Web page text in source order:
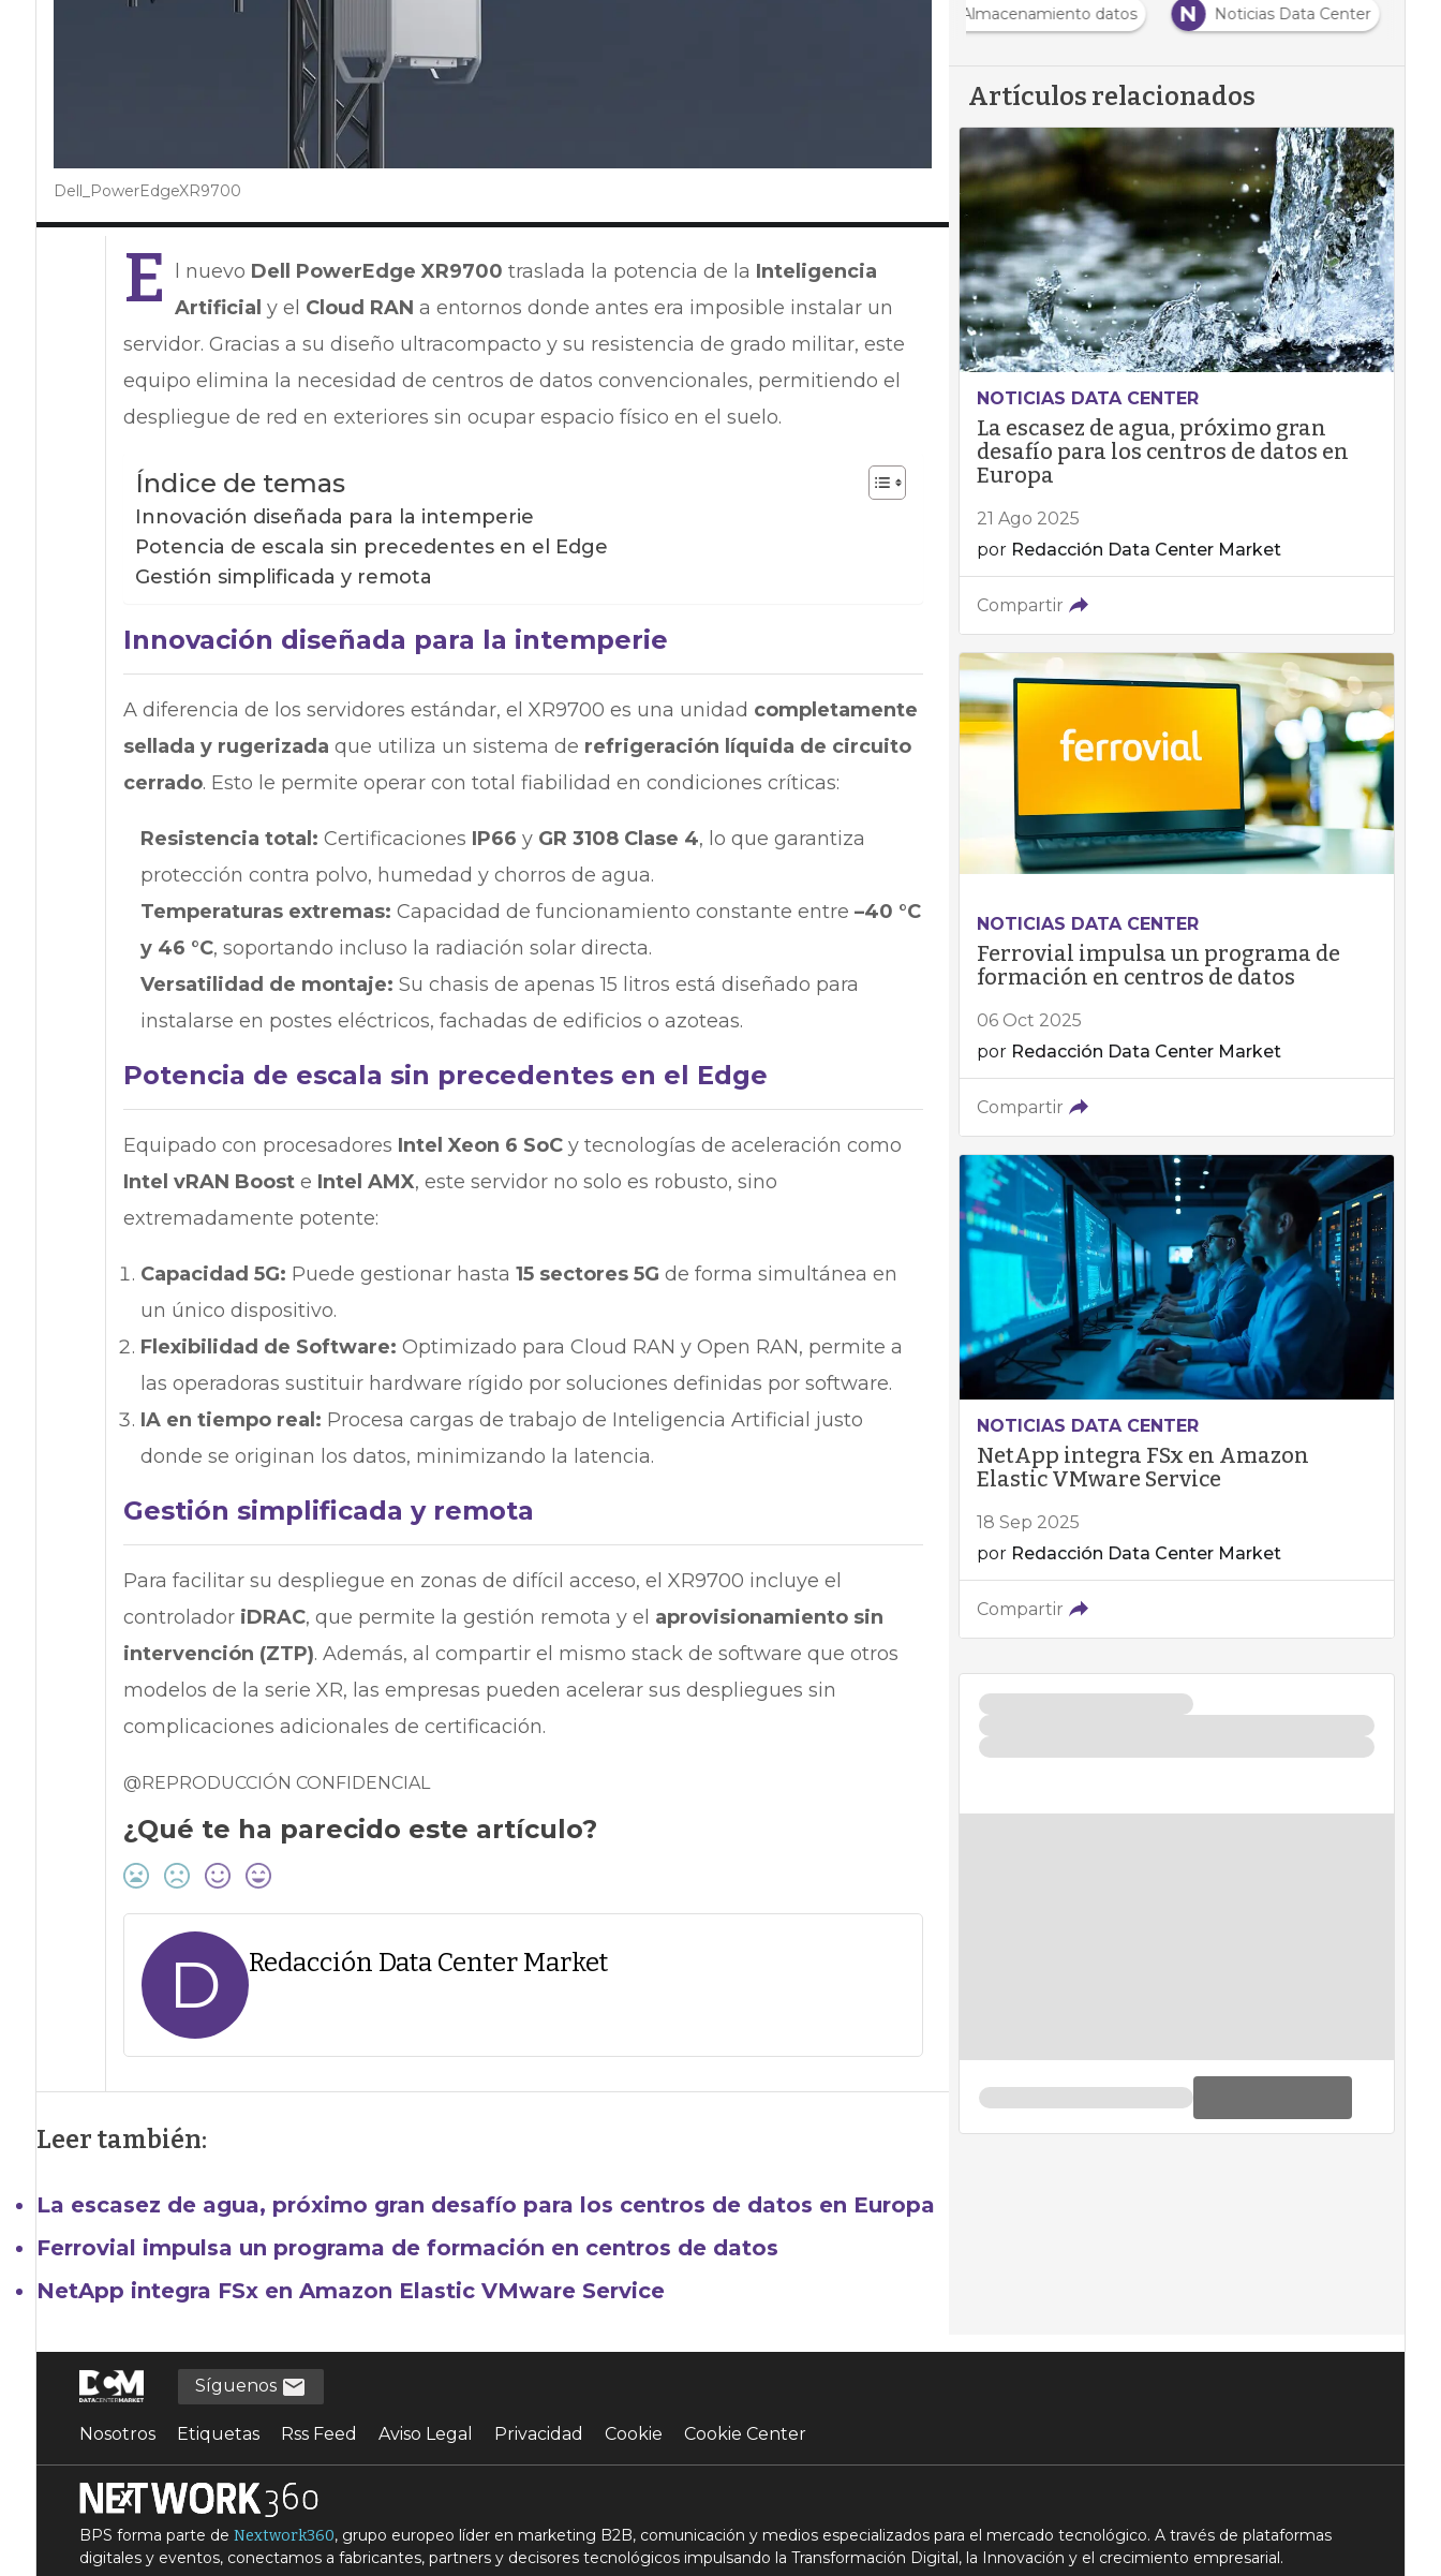
Dell_PowerEdgeXR9700
E l nuevo Dell PowerEdge XR9700 traslada la potencia de la Inteligencia
Artificial y el Cloud RAN a entornos donde antes era imposible instalar un
servidor. Gracias a su diseño ultracompacto y su resistencia de grado militar, este
equipo elimina la necesidad de centros de datos convencionales, permitiendo el
despliegue de red en exteriores sin ocupar espacio físico en el suelo.
Índice de temas
Innovación diseñada para la intemperie
Potencia de escala sin precedentes en el Edge
Gestión simplificada y remota
Innovación diseñada para la intemperie
A diferencia de los servidores estándar, el XR9700 es una unidad completamente
sellada y rugerizada que utiliza un sistema de refrigeración líquida de circuito
cerrado. Esto le permite operar con total fiabilidad en condiciones críticas:
Resistencia total: Certificaciones IP66 y GR 3108 Clase 4, lo que garantiza
protección contra polvo, humedad y chorros de agua.
Temperaturas extremas: Capacidad de funcionamiento constante entre –40 °C
y 46 °C, soportando incluso la radiación solar directa.
Versatilidad de montaje: Su chasis de apenas 15 litros está diseñado para
instalarse en postes eléctricos, fachadas de edificios o azoteas.
Potencia de escala sin precedentes en el Edge
Equipado con procesadores Intel Xeon 6 SoCy tecnologías de aceleración como
Intel vRAN Booste Intel AMX, este servidor no solo es robusto, sino
extremadamente potente:
Capacidad 5G: Puede gestionar hasta 15 sectores 5G de forma simultánea en
un único dispositivo.
Flexibilidad de Software: Optimizado para Cloud RAN y Open RAN, permite a
las operadoras sustituir hardware rígido por soluciones definidas por software.
IA en tiempo real: Procesa cargas de trabajo de Inteligencia Artificial justo
donde se originan los datos, minimizando la latencia.
Gestión simplificada y remota
Para facilitar su despliegue en zonas de difícil acceso, el XR9700 incluye el
controlador iDRAC, que permite la gestión remota y el aprovisionamiento sin
intervención (ZTP). Además, al compartir el mismo stack de software que otros
modelos de la serie XR, las empresas pueden acelerar sus despliegues sin
complicaciones adicionales de certificación.
@REPRODUCCIÓN CONFIDENCIAL
¿Qué te ha parecido este artículo?
D Redacción Data Center Market
Leer también:
La escasez de agua, próximo gran desafío para los centros de datos en Europa
Ferrovial impulsa un programa de formación en centros de datos
NetApp integra FSx en Amazon Elastic VMware Service
Almacenamiento datos N Noticias Data Center
Artículos relacionados
NOTICIAS DATA CENTER
La escasez de agua, próximo gran
desafío para los centros de datos en
Europa
21 Ago 2025
por Redacción Data Center Market
Compartir
NOTICIAS DATA CENTER
Ferrovial impulsa un programa de
formación en centros de datos
06 Oct 2025
por Redacción Data Center Market
Compartir
NOTICIAS DATA CENTER
NetApp integra FSx en Amazon
Elastic VMware Service
18 Sep 2025
por Redacción Data Center Market
Compartir
Síguenos
Nosotros Etiquetas Rss Feed Aviso Legal Privacidad Cookie Cookie Center
BPS forma parte de Nextwork360, grupo europeo líder en marketing B2B, comunicación y medios especializados para el mercado tecnológico. A través de plataformas
digitales y eventos, conectamos a fabricantes, partners y decisores tecnológicos impulsando la Transformación Digital, la Innovación y el crecimiento empresarial.